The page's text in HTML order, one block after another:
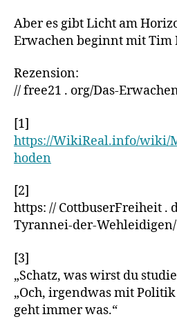
Aber es gibt Licht am
Erwachen beginnt mit Tim
Rezension:
// free21 . org/Das-
[1]
https://WikiReal.info/wiki/
hoden
[2]
https: // CottbuserFreiheit .
Tyrannei-der-Wehleidigen/
[3]
„Schatz, was wirst du
„Och, irgendwas mit
geht immer was.“